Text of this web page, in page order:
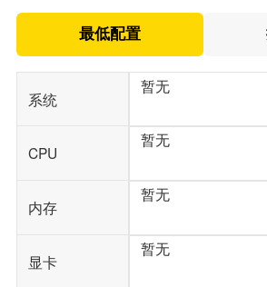
16种职业，每个职业都有截然不同的属
璃大炮到全属性奥术大师，你永远不会
们离谱的法杖会碰撞出怎样的火花。每
的体验，每一场战斗都值得期待！无
的狂热玩家，还是享受构建派对组合的
少女的审判》都能满足你。杀穿地牢
亲手打造的超级法杖，让黑暗世界见识
力
最低配置
系统
暂无
CPU
暂无
内存
暂无
显卡
暂无